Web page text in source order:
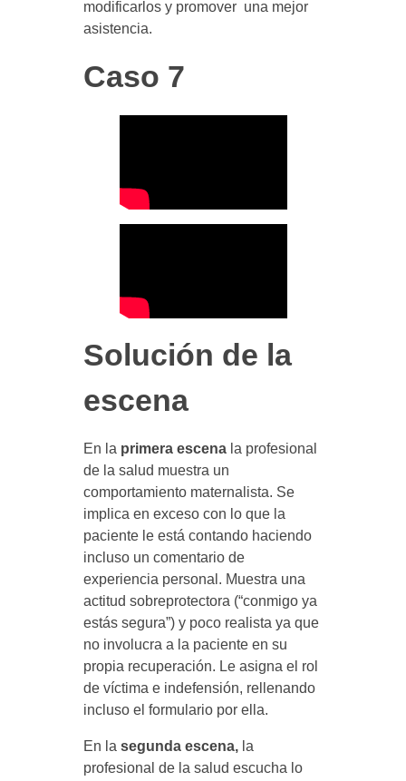
modificarlos y promover una mejor
asistencia.
Caso 7
Solución de la
escena
En la primera escena la profesional
de la salud muestra un
comportamiento maternalista. Se
implica en exceso con lo que la
paciente le está contando haciendo
incluso un comentario de
experiencia personal. Muestra una
actitud sobreprotectora (“conmigo ya
estás segura”) y poco realista ya que
no involucra a la paciente en su
propia recuperación. Le asigna el rol
de víctima e indefensión, rellenando
incluso el formulario por ella.
En la segunda escena,la
profesional de la salud escucha lo